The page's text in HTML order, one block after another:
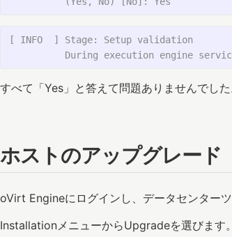
[ INFO  ] Stage: Setup validation
すべて「Yes」と答えて問題ありませんでした
ホストのアップグレード
oVirt Engineにログインし、データセンター
InstallationメニューからUpgradeを選びます。